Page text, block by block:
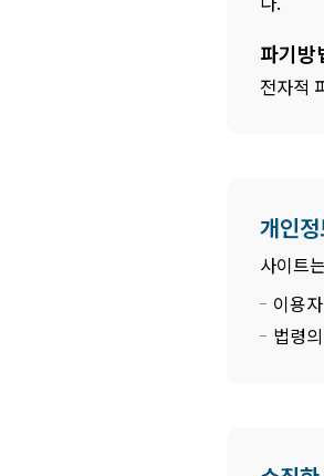
파기방
전자적
개인
사이트
이용
법령